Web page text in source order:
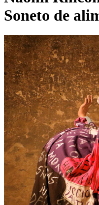
Soneto de